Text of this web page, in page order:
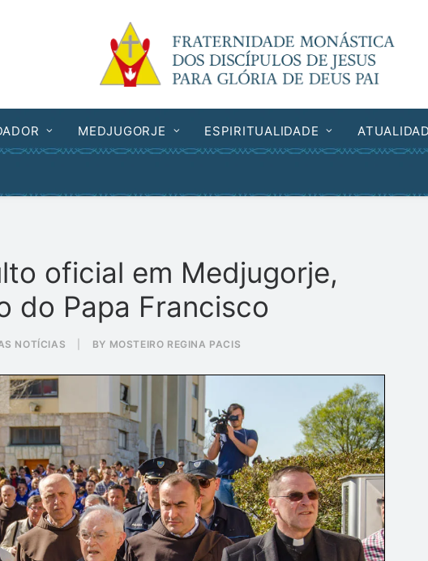
MEDJUGORJE ESPIRITUALIDADE
oficial em Medjugorje,
do Papa Francisco
NOTÍCIAS BY MOSTEIRO REGINA PACIS